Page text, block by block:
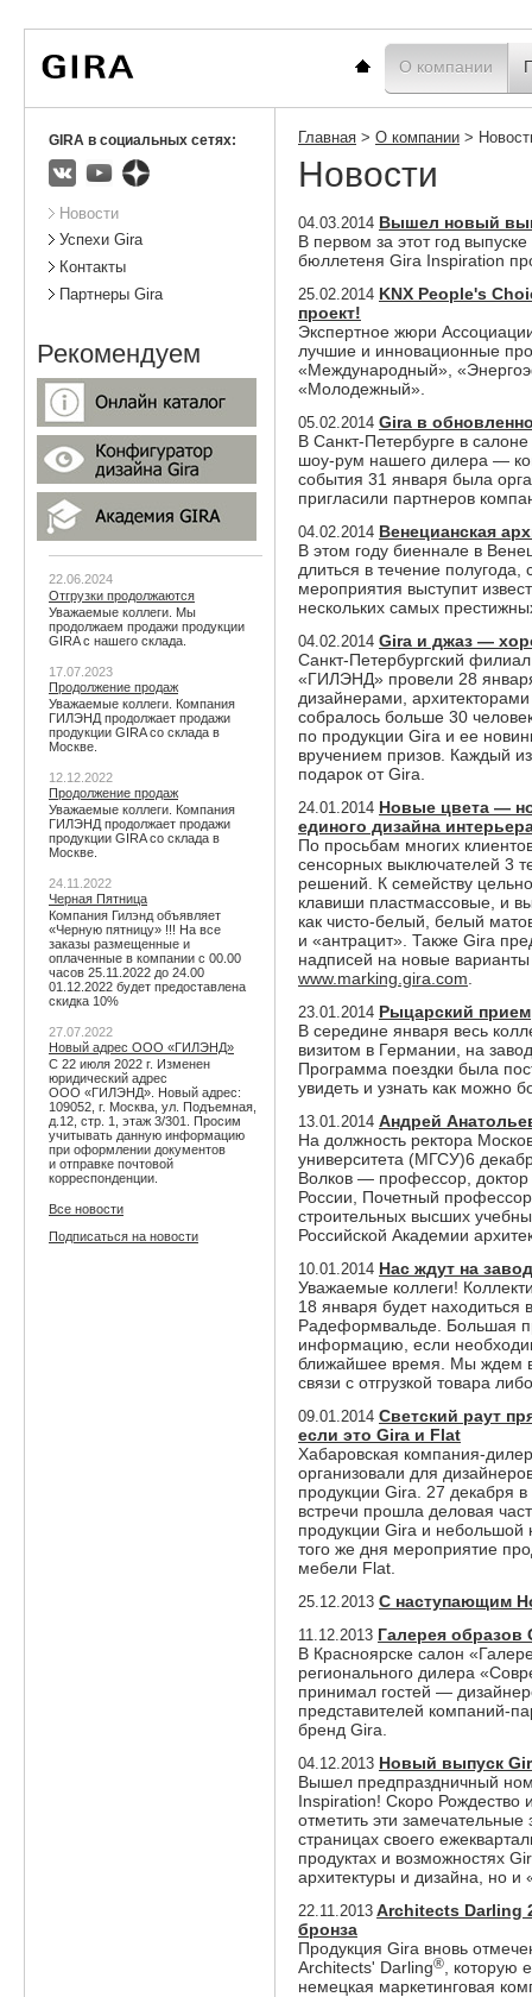
Главная
О компании
Главная > О компании >
Новости
04.03.2014 Вышел новый
В первом за этот год
бюллетеня Gira Inspiration
25.02.2014 KNX People's
проект!
Экспертное жюри
лучшие и инновационные
«Международный»,
«Молодежный».
05.02.2014 Gira в
В Санкт-Петербурге в
шоу-рум нашего дилера —
события 31 января была
пригласили партнеров
04.02.2014 Венецианская
В этом году биеннале в
длиться в течение
мероприятия выступит
нескольких самых
04.02.2014 Gira и джаз —
Санкт-Петербургский
«ГИЛЭНД» провели 28
дизайнерами,
собралось больше 30
по продукции Gira и ее
вручением призов. Каждый
подарок от Gira.
24.01.2014 Новые цвета —
единого дизайна
По просьбам многих
сенсорных выключателей 3
решений. К семейству
клавиши пластмассовые, и
как чисто-белый, белый
и «антрацит». Также Gira
надписей на новые
www.marking.gira.com
23.01.2014 Рыцарский прием
В середине января весь
визитом в Германии, на
Программа поездки была
увидеть и узнать как можно
13.01.2014 Андрей
На должность ректора
университета (МГСУ)6
Волков — профессор, доктор
России, Почетный
строительных высших
Российской Академии
10.01.2014 Нас ждут на
Уважаемые коллеги!
18 января будет находиться
Радеформвальде. Большая
информацию, если
ближайшее время. Мы ждем
связи с отгрузкой товара
09.01.2014 Светский раут
если это Gira и Flat
Хабаровская компания-
организовали для
продукции Gira. 27 декабря
встречи прошла деловая
продукции Gira и небольшой
того же дня мероприятие
мебели Flat.
25.12.2013 С наступающим
11.12.2013 Галерея образов
В Красноярске салон
регионального дилера
принимал гостей —
представителей компаний-
бренд Gira.
04.12.2013 Новый выпуск
Вышел предпраздничный
Inspiration! Скоро
отметить эти
страницах своего
продуктах и возможностях
архитектуры и дизайна, но и
22.11.2013 Architects Darling
бронза
Продукция Gira вновь
Architects' Darling®
, которую
немецкая маркетинговая
GIRA в социальных сетях:
Подразделы
Новости
Успехи Gira
Контакты
Партнеры Gira
Рекомендуем
22.06.2024
Отгрузки продолжаются
Уважаемые коллеги. Мы
продолжаем продажи продукции
GIRA с нашего склада.
17.07.2023
Продолжение продаж
Уважаемые коллеги. Компания
ГИЛЭНД продолжает продажи
продукции GIRA со склада в
Москве.
12.12.2022
Продолжение продаж
Уважаемые коллеги. Компания
ГИЛЭНД продолжает продажи
продукции GIRA со склада в
Москве.
24.11.2022
Черная Пятница
Компания Гилэнд объявляет
«Черную пятницу» !!! На все
заказы размещенные и
оплаченные в компании с 00.00
часов 25.11.2022 до 24.00
01.12.2022 будет предоставлена
скидка 10%
27.07.2022
Новый адрес ООО «ГИЛЭНД»
С 22 июля 2022 г. Изменен
юридический адрес
ООО «ГИЛЭНД». Новый адрес:
109052, г. Москва, ул. Подъемная,
д.12, стр. 1, этаж 3/301. Просим
учитывать данную информацию
при оформлении документов
и отправке почтовой
корреспонденции.
Все новости
Подписаться на новости